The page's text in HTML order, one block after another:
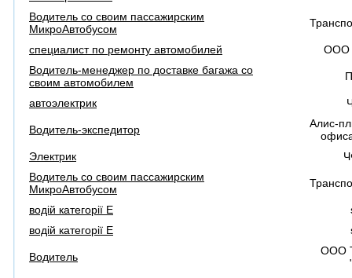
Водитель со своим пассажирским
МикроАвтобусом
специалист по ремонту автомобилей
ООО
Водитель-менеджер по доставке багажа со
своим автомобилем
автоэлектрик
Водитель-экспедитор
Алис-
Электрик
Водитель со своим пассажирским
МикроАвтобусом
водій категорії Е
водій категорії Е
Водитель
ООО